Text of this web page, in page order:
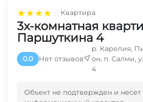
★★★★☆Квартира
3х-комнатная
Паршуткина 4
0.0 Нет отзывов
р. Карелия,
он, п. Салми,
4
Объект не подтвержден и несет